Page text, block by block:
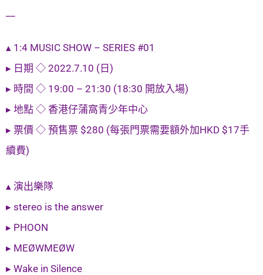
▴ 1:4 MUSIC SHOW – SERIES #01
▸ 日期 ◇ 2022.7.10 (日)
▸ 時間 ◇ 19:00 – 21:30 (18:30 開放入場)
▸ 地點 ◇ 香港仔蒲窩青少年中心
▸ 票價 ◇ 預售票 $280 (每張門票需要額外加HKD $17手
續費)
▴ 演出樂隊
▸ stereo is the answer
▸ PHOON
▸ MEØWMEØW
▸ Wake in Silence